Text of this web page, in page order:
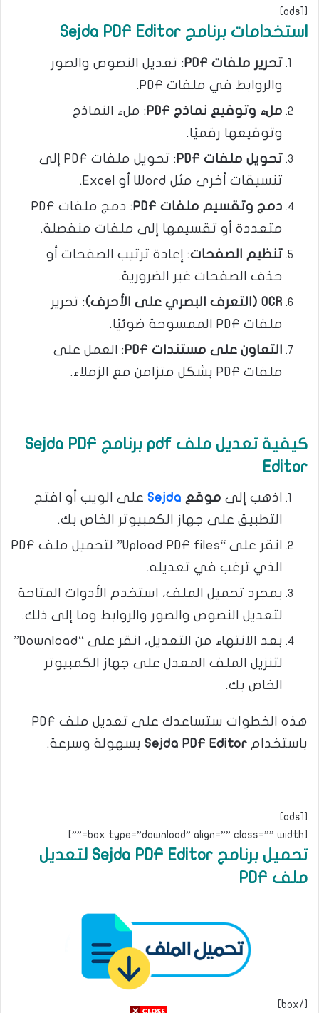
[ads1]
استخدامات برنامج Sejda PDF Editor
تحرير ملفات PDF
: تعديل النصوص والصور
والروابط في ملفات PDF.
ملء وتوقيع نماذج PDF
: ملء النماذج
وتوقيعها رقميًا.
تحويل ملفات PDF
: تحويل ملفات PDF إلى
تنسيقات أخرى مثل Word أو Excel.
دمج وتقسيم ملفات PDF
: دمج ملفات PDF
متعددة أو تقسيمها إلى ملفات منفصلة.
تنظيم الصفحات: إعادة ترتيب الصفحات أو
حذف الصفحات غير الضرورية.
OCR (التعرف البصري على الأحرف)
: تحرير
ملفات PDF الممسوحة ضوئيًا.
التعاون على مستندات PDF
: العمل على
ملفات PDF بشكل متزامن مع الزملاء.
كيفية تعديل ملف pdf برنامج Sejda PDF
Editor
اذهب إلى موقع Sejda على الويب أو افتح
التطبيق على جهاز الكمبيوتر الخاص بك.
انقر على “Upload PDF files” لتحميل ملف PDF
الذي ترغب في تعديله.
بمجرد تحميل الملف، استخدم الأدوات المتاحة
لتعديل النصوص والصور والروابط وما إلى ذلك.
بعد الانتهاء من التعديل، انقر على “Download”
لتنزيل الملف المعدل على جهاز الكمبيوتر
الخاص بك.
هذه الخطوات ستساعدك على تعديل ملف PDF
باستخدام Sejda PDF Editor بسهولة وسرعة.
[ads1]
[box type=”download” align=”” class=”” width=””]
تحميل برنامج Sejda PDF Editor لتعديل
ملف PDF
[/box]